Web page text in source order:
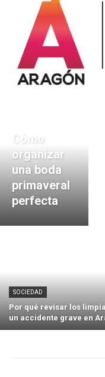
Cómo
organizar
una boda
primaveral
perfecta
SOCIEDAD
Por qué revisar los
un accidente grave en